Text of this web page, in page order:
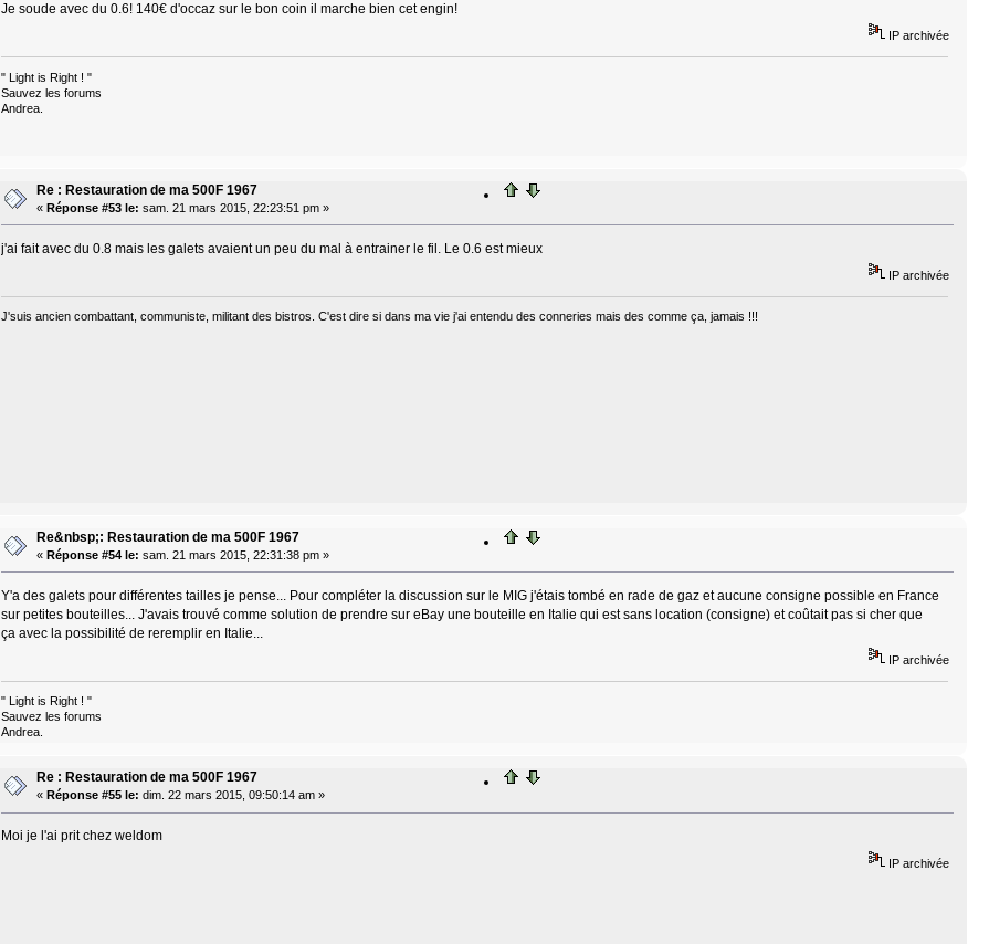
Je soude avec du 0.6! 140€ d'occaz sur le bon coin il marche bien cet engin!
IP archivée
" Light is Right ! "
Sauvez les forums
Andrea.
Re : Restauration de ma 500F 1967
« Réponse #53 le: sam. 21 mars 2015, 22:23:51 pm »
j'ai fait avec du 0.8 mais les galets avaient un peu du mal à entrainer le fil. Le 0.6 est mieux
IP archivée
J'suis ancien combattant, communiste, militant des bistros. C'est dire si dans ma vie j'ai entendu des conneries mais des comme ça, jamais !!!
Re&nbsp;: Restauration de ma 500F 1967
« Réponse #54 le: sam. 21 mars 2015, 22:31:38 pm »
Y'a des galets pour différentes tailles je pense... Pour compléter la discussion sur le MIG j'étais tombé en rade de gaz et aucune consigne possible en France
sur petites bouteilles... J'avais trouvé comme solution de prendre sur eBay une bouteille en Italie qui est sans location (consigne) et coûtait pas si cher que
ça avec la possibilité de reremplir en Italie...
IP archivée
" Light is Right ! "
Sauvez les forums
Andrea.
Re : Restauration de ma 500F 1967
« Réponse #55 le: dim. 22 mars 2015, 09:50:14 am »
Moi je l'ai prit chez weldom
IP archivée